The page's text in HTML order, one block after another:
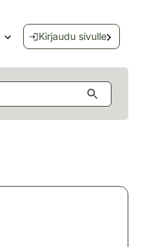
Avaa kielivalikko
Kirjaudu sivulle